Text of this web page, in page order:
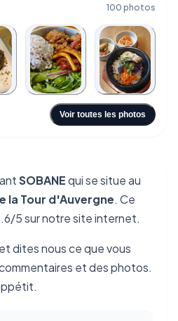
100 photos
+96
Voir toutes les photos
SOBANEqui se situe au
la Tour d'Auvergne. Ce
5 sur notre site internet.
dites nous ce que vous
et des photos.